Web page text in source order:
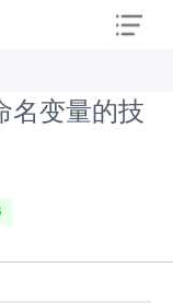
名变量的技